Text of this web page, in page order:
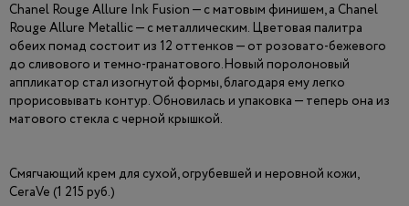
Chanel Rouge Allure Ink Fusion — с матовым финишем, а Chanel
Rouge Allure Metallic — с металлическим. Цветовая палитра
обеих помад состоит из 12 оттенков — от розовато-бежевого
до сливового и темно-гранатового.Новый поролоновый
аппликатор стал изогнутой формы, благодаря ему легко
прорисовывать контур. Обновилась и упаковка — теперь она из
матового стекла с черной крышкой.
Смягчающий крем для сухой, огрубевшей и неровной кожи,
CeraVe (1 215 руб.)